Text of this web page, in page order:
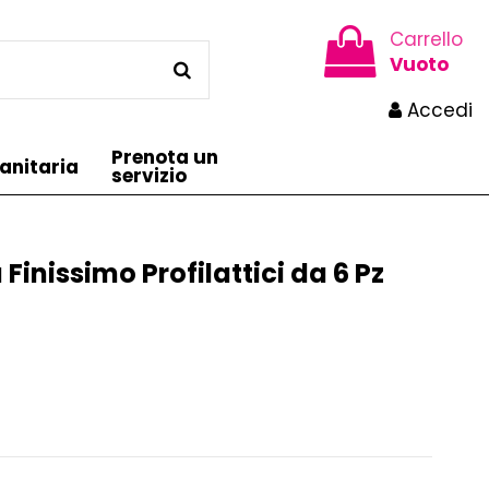
Carrello
Vuoto
Accedi
Prenota un
servizio
Profilattici da 6 Pz